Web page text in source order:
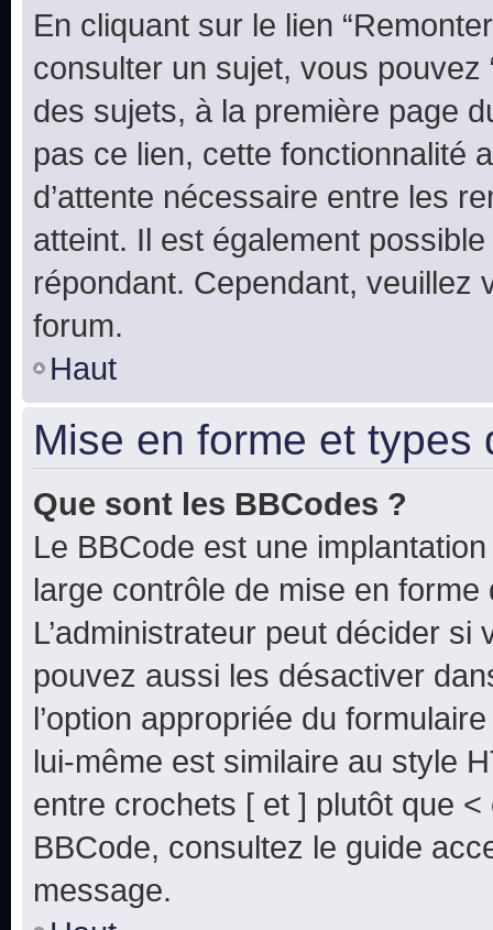
En cliquant sur le lien
consulter un sujet, vous pouvez
des sujets, à la première page
pas ce lien, cette fonctionnalité
d’attente nécessaire entre les
atteint. Il est également
répondant. Cependant,
forum.
Haut
Mise en forme et types
Que sont les BBCodes ?
Le BBCode est une
large contrôle de mise en forme
L’administrateur peut décider
pouvez aussi les désactiver
l’option appropriée du
lui-même est similaire au style
entre crochets [ et ] plutôt que
BBCode, consultez le guide
message.